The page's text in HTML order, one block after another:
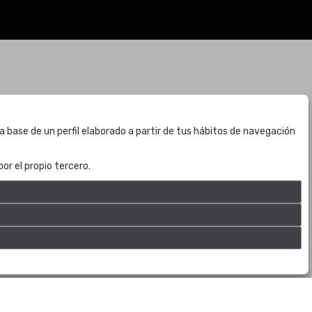
CALLE 70 # 10a - 59 BOGOTÁ, CO
(+57) 301 271 1444
info@bogotaauctions.com
de un perfil elaborado a partir de tus hábitos de navegación
el propio tercero.